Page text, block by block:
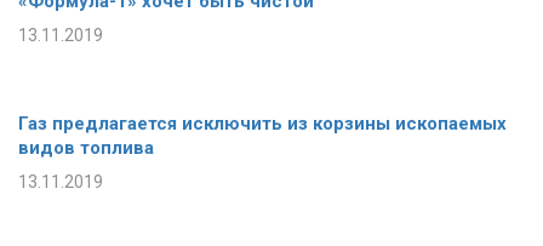
13.11.2019
Газ предлагается исключить из корзины ископаемых
видов топлива
13.11.2019